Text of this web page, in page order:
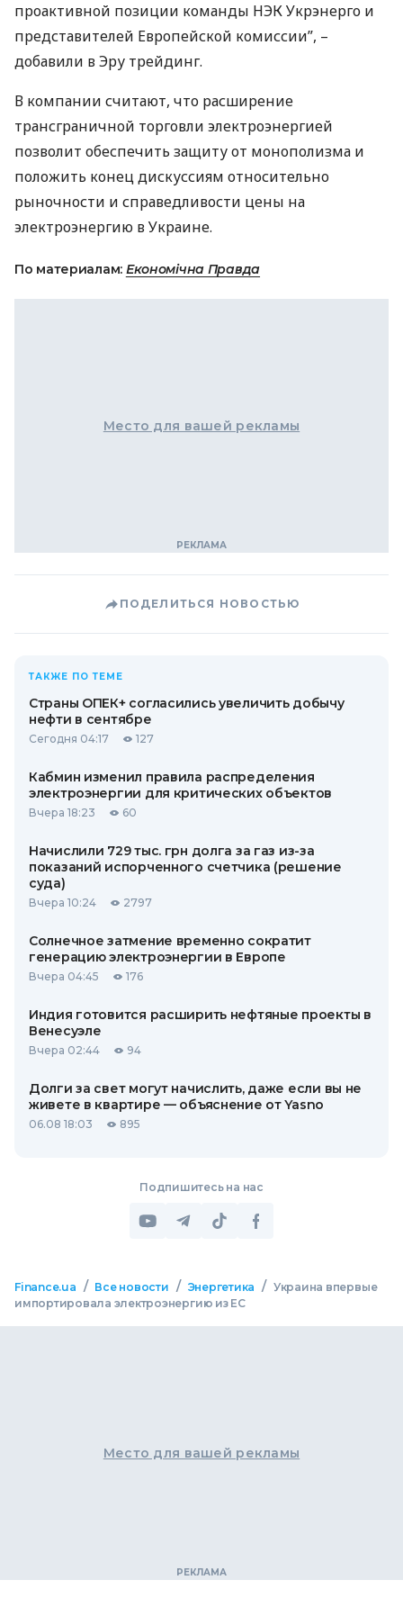
проактивной позиции команды НЭКУкрэнерго и
представителей Европейской комиссии”, –
добавили в Эру трейдинг.
В компании считают, что расширение
трансграничной торговли электроэнергией
позволит обеспечить защиту от монополизма и
положить конец дискуссиям относительно
рыночности и справедливости цены на
электроэнергию в Украине.
По материалам: Економічна Правда
Место для вашей рекламы
ПОДЕЛИТЬСЯ НОВОСТЬЮ
ТАКЖЕ ПО ТЕМЕ
Страны ОПЕК+ согласились увеличить добычу
нефти в сентябре
Сегодня 04:17 127
Кабмин изменил правила распределения
электроэнергии для критических объектов
Вчера 18:23 60
Начислили 729 тыс. грн долга за газ из-за
показаний испорченного счетчика (решение
суда)
Вчера 10:24 2797
Солнечное затмение временно сократит
генерацию электроэнергии в Европе
Вчера 04:45 176
Индия готовится расширить нефтяные проекты в
Венесуэле
Вчера 02:44 94
Долги за свет могут начислить, даже если вы не
живете в квартире — объяснение от Yasno
06.08 18:03 895
Подпишитесь на нас
Finance.ua / Все новости / Энергетика / Украина впервые
импортировала электроэнергию из ЕС
Место для вашей рекламы